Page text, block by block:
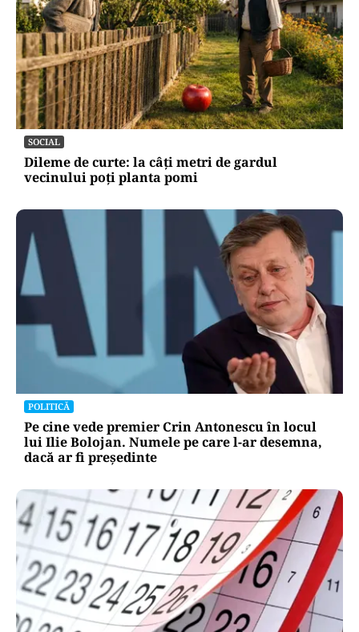
SOCIAL
Dileme de curte: la câți metri de gardul
vecinului poți planta pomi
POLITICĂ
Pe cine vede premier Crin Antonescu în locul
lui Ilie Bolojan. Numele pe care l-ar desemna,
dacă ar fi președinte